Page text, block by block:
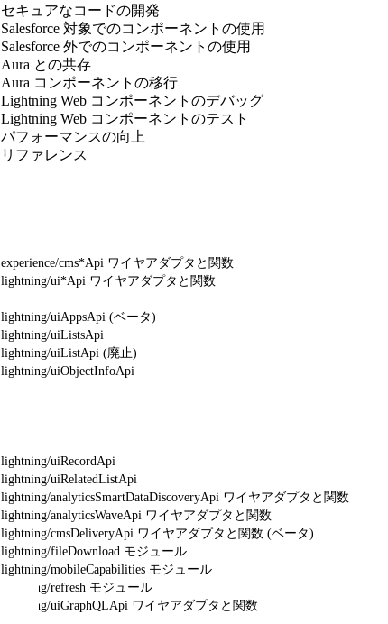
セキュアなコードの開発
Salesforce 対象でのコンポーネントの使用
Salesforce 外でのコンポーネントの使用
Aura との共存
Aura コンポーネントの移行
Lightning Web コンポーネントのデバッグ
Lightning Web コンポーネントのテスト
パフォーマンスの向上
リファレンス
experience/cms*Api ワイヤアダプタと関数
lightning/ui*Api ワイヤアダプタと関数
lightning/uiAppsApi (ベータ)
lightning/uiListsApi
lightning/uiListApi (廃止)
lightning/uiObjectInfoApi
lightning/uiRecordApi
lightning/uiRelatedListApi
lightning/analyticsSmartDataDiscoveryApi ワイヤアダプタと関数
lightning/analyticsWaveApi ワイヤアダプタと関数
lightning/cmsDeliveryApi ワイヤアダプタと関数 (ベータ)
lightning/fileDownload モジュール
lightning/mobileCapabilities モジュール
lightning/refresh モジュール
lightning/uiGraphQLApi ワイヤアダプタと関数